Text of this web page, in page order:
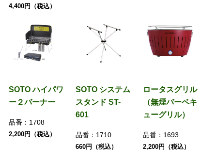
4,400円（税込）
SOTO ハイパワ
ー２バーナー
品番： 1708
2,200円（税込）
SOTO システム
スタンド ST-
601
品番： 1710
660円（税込）
ロータスグリル
（無煙バーベキ
ューグリル）
品番： 1693
2,200円（税込）